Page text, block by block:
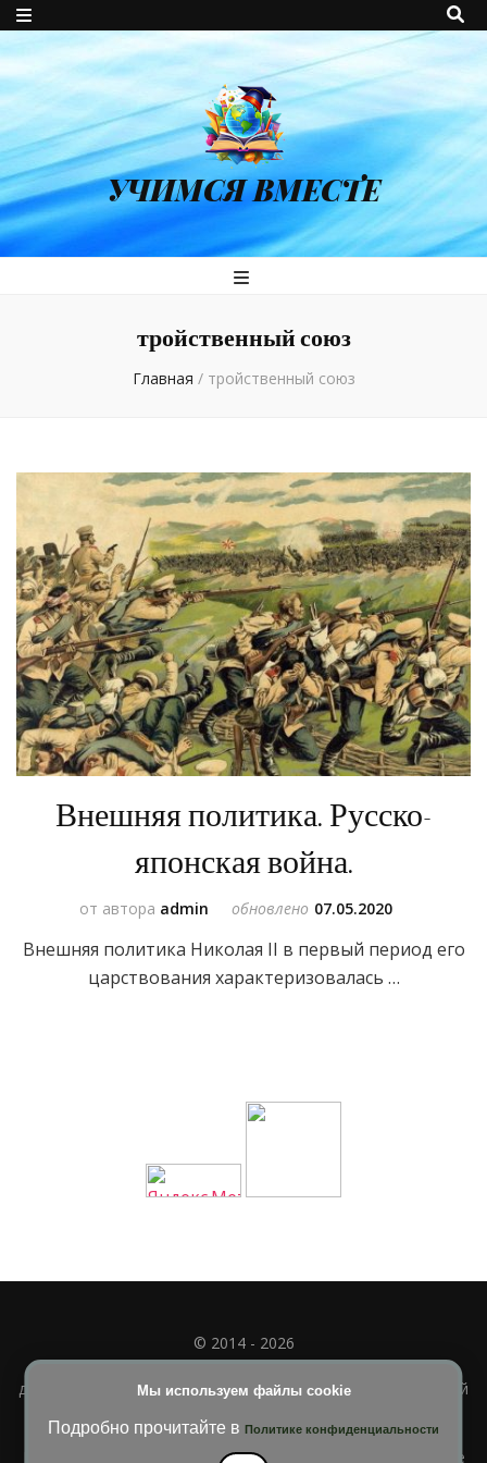
УЧИМСЯ ВМЕСТЕ
тройственный союз
Главная / тройственный союз
Внешняя политика. Русско-
японская война.
от автора admin обновлено 07.05.2020
Внешняя политика Николая II в первый период его
царствования характеризовалась …
Мы используем файлы cookie
Подробно прочитайте в Политике конфиденциальности
© 2014 - 2026
Полное или частичное использование материала
допускается только при наличии активной и индексируемой
Blossom Diva | РазработанаТемы Blossom . На платформе